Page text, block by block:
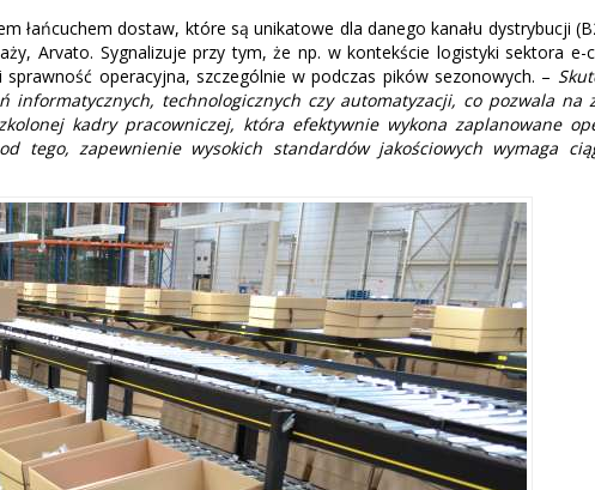
łańcuchem dostaw, które są unikatowe dla danego kanału dystrybucji
Arvato. Sygnalizuje przy tym, że np. w kontekście logistyki sektora e-
operacyjna, szczególnie w podczas pików sezonowych. –
technologicznych czy automatyzacji, co pozwala na
kadry pracowniczej, która efektywnie wykona zaplanowane
zapewnienie wysokich standardów jakościowych wymaga